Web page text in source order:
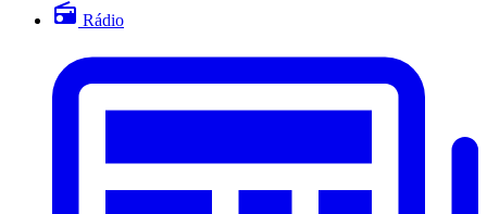
Rádio